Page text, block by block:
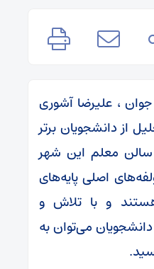
، علیرضا آشوری
از دانشجویان برتر
سالن معلم این شهر
اصلی پایه‌های
و با تلاش و
می‌توان به